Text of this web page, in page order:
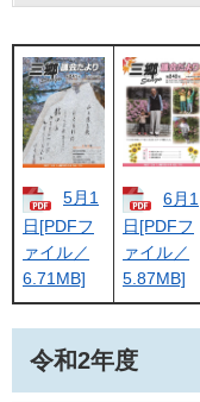
5月1
日[PDFフ
ァイル／
6.71MB]
6月1
日[PDFフ
ァイル／
5.87MB]
令和2年度